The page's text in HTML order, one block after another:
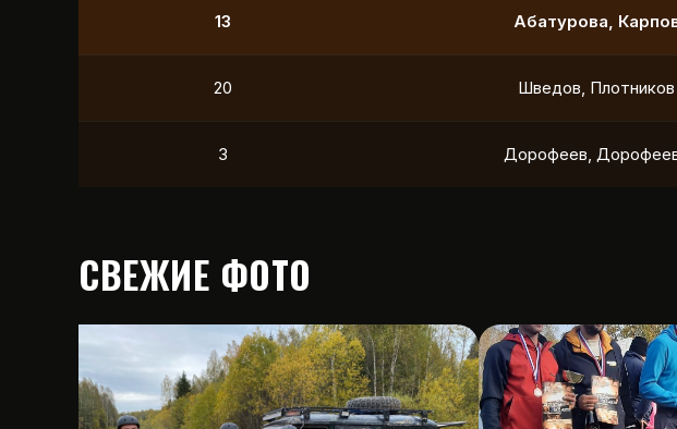
9 Маслов, Ходько
21 Чистяков, Петухов
12 Охотников, Фердман
СВЕЖИЕ ФОТО